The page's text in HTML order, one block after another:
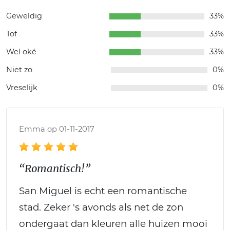
Geweldig
33%
Tof
33%
Wel oké
33%
Niet zo
0%
Vreselijk
0%
Emma op 01-11-2017
“Romantisch!”
San Miguel is echt een romantische
stad. Zeker 's avonds als net de zon
ondergaat dan kleuren alle huizen mooi